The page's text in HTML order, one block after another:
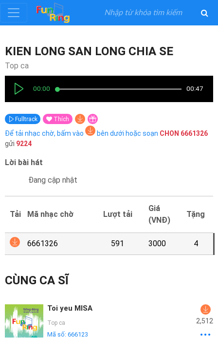
Đăng
ký
nhập
Thể
Loại
Nghệ
Mại
Hướng
Funring
Nghiệp
KIEN LONG SAN LONG CHIA SE
Top ca
00:00 00:47
Fulltrack Thích
Để tải nhạc chờ, bấm vào bên dưới hoặc soạn CHON 6661326
gửi 9224
Lời bài hát
Đang cập nhật
Tải Mã nhạc chờ Lượt tải
Giá
(VNĐ)
Tặng
6661326 591 3000 4
CÙNG CA SĨ
Toi yeu MISA
Top ca
Mã số: 666123
2,512